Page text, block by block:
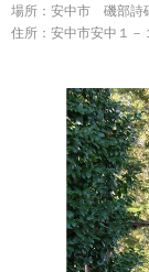
場所：安中市 磯部詩
住所：安中市安中１